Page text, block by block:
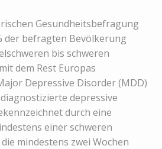
Gesundheitsbefragung
der befragten Bevölkerung
bis schweren
dem Rest Europas
Depressive Disorder (MDD)
depressive
durch eine
einer schweren
mindestens zwei Wochen